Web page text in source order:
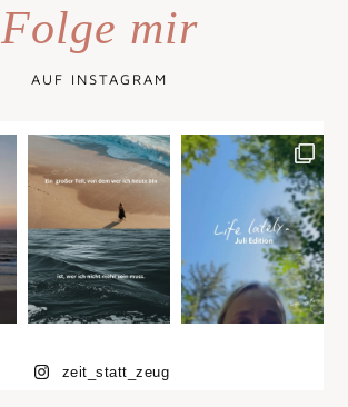
Folge mir
AUF INSTAGRAM
zeit_statt_zeug